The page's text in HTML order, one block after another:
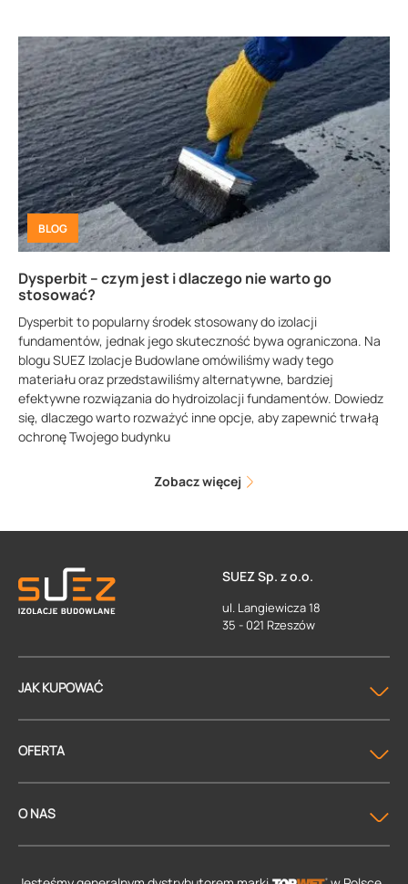
BLOG
Dysperbit – czym jest i dlaczego nie warto go
stosować?
Dysperbit to popularny środek stosowany do izolacji
fundamentów, jednak jego skuteczność bywa ograniczona. Na
blogu SUEZ Izolacje Budowlane omówiliśmy wady tego
materiału oraz przedstawiliśmy alternatywne, bardziej
efektywne rozwiązania do hydroizolacji fundamentów. Dowiedz
się, dlaczego warto rozważyć inne opcje, aby zapewnić trwałą
ochronę Twojego budynku
Zobacz więcej
SUEZ Sp. z o.o.
ul. Langiewicza 18
35 - 021 Rzeszów
JAK KUPOWAĆ
OFERTA
O NAS